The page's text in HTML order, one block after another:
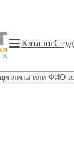
Каталог